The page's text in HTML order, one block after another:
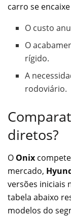
carro se
O custo
O
rígido.
A
rodoviário.
diretos?
O Onix
mercado,
versões iniciais
tabela abaixo
modelos do